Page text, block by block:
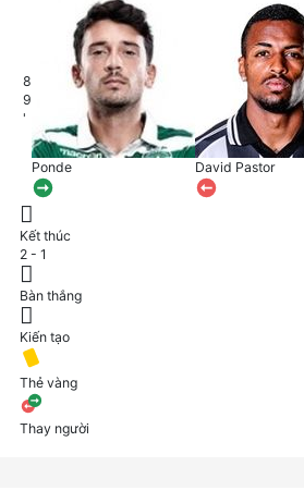
8
9
'
Ponde David Pastor
Kết thúc
2 - 1
Bàn thắng
Kiến tạo
Thẻ vàng
Thay người